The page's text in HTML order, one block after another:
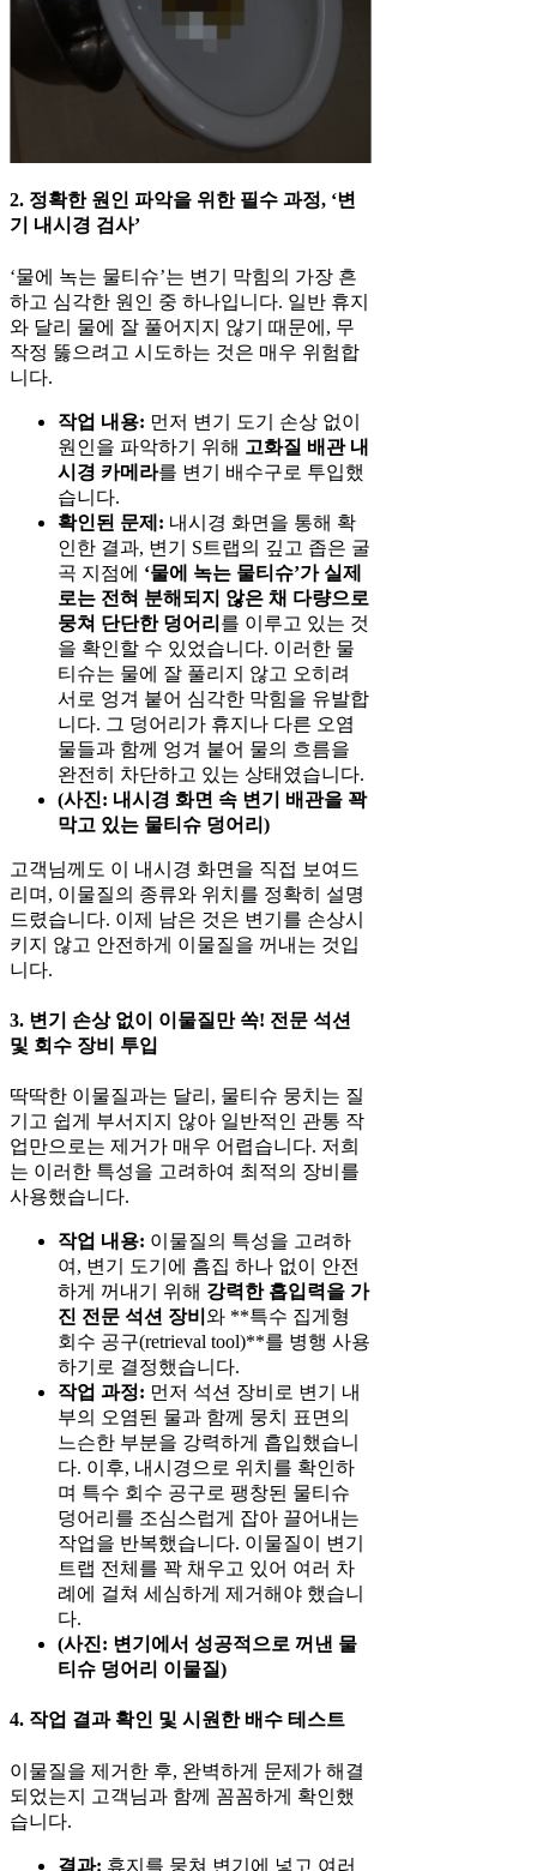
2. 정확한 원인 파악을 위한 필수 과정, ‘변
기 내시경 검사’
‘물에 녹는 물티슈’는 변기 막힘의 가장 흔
하고 심각한 원인 중 하나입니다. 일반 휴지
와 달리 물에 잘 풀어지지 않기 때문에, 무
작정 뚫으려고 시도하는 것은 매우 위험합
니다.
작업 내용: 먼저 변기 도기 손상 없이
원인을 파악하기 위해 고화질 배관 내
시경 카메라를 변기 배수구로 투입했
습니다.
확인된 문제: 내시경 화면을 통해 확
인한 결과, 변기 S트랩의 깊고 좁은 굴
곡 지점에 ‘물에 녹는 물티슈’가 실제
로는 전혀 분해되지 않은 채 다량으로
뭉쳐 단단한 덩어리 를 이루고 있는 것
을 확인할 수 있었습니다. 이러한 물
티슈는 물에 잘 풀리지 않고 오히려
서로 엉겨 붙어 심각한 막힘을 유발합
니다. 그 덩어리가 휴지나 다른 오염
물들과 함께 엉겨 붙어 물의 흐름을
완전히 차단하고 있는 상태였습니다.
(사진: 내시경 화면 속 변기 배관을 꽉
막고 있는 물티슈 덩어리)
고객님께도 이 내시경 화면을 직접 보여드
리며, 이물질의 종류와 위치를 정확히 설명
드렸습니다. 이제 남은 것은 변기를 손상시
키지 않고 안전하게 이물질을 꺼내는 것입
니다.
3. 변기 손상 없이 이물질만 쏙! 전문 석션
및 회수 장비 투입
딱딱한 이물질과는 달리, 물티슈 뭉치는 질
기고 쉽게 부서지지 않아 일반적인 관통 작
업만으로는 제거가 매우 어렵습니다. 저희
는 이러한 특성을 고려하여 최적의 장비를
사용했습니다.
작업 내용: 이물질의 특성을 고려하
여, 변기 도기에 흠집 하나 없이 안전
하게 꺼내기 위해 강력한 흡입력을 가
진 전문 석션 장비 와 **특수 집게형
회수 공구(retrieval tool)**를 병행 사용
하기로 결정했습니다.
작업 과정: 먼저 석션 장비로 변기 내
부의 오염된 물과 함께 뭉치 표면의
느슨한 부분을 강력하게 흡입했습니
다. 이후, 내시경으로 위치를 확인하
며 특수 회수 공구로 팽창된 물티슈
덩어리를 조심스럽게 잡아 끌어내는
작업을 반복했습니다. 이물질이 변기
트랩 전체를 꽉 채우고 있어 여러 차
례에 걸쳐 세심하게 제거해야 했습니
다.
(사진: 변기에서 성공적으로 꺼낸 물
티슈 덩어리 이물질)
4. 작업 결과 확인 및 시원한 배수 테스트
이물질을 제거한 후, 완벽하게 문제가 해결
되었는지 고객님과 함께 꼼꼼하게 확인했
습니다.
결과: 휴지를 뭉쳐 변기에 넣고 여러